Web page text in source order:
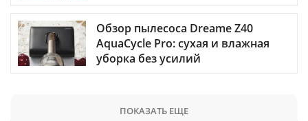
Обзор пылесоса Dreame Z40
AquaCycle Pro: сухая и влажная
уборка без усилий
ПОКАЗАТЬ ЕЩЕ